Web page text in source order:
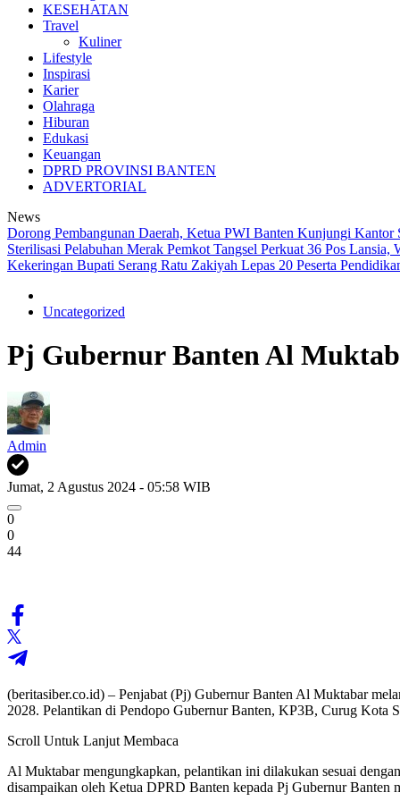
KESEHATAN
Travel
Kuliner
Lifestyle
Inspirasi
Karier
Olahraga
Hiburan
Edukasi
Keuangan
DPRD PROVINSI BANTEN
ADVERTORIAL
News
Dorong Pembangunan Daerah, Ketua PWI Banten Kunjungi
Sterilisasi Pelabuhan Merak Pemkot Tangsel Perkuat 36 Pos
Kekeringan Bupati Serang Ratu Zakiyah Lepas 20 Peserta
Uncategorized
Pj Gubernur Banten Al
Admin
Jumat, 2 Agustus 2024 - 05:58 WIB
0
0
44
(beritasiber.co.id) – Penjabat (Pj) Gubernur Banten Al Muktabar
2028. Pelantikan di Pendopo Gubernur Banten, KP3B, Curug Kota
Scroll Untuk Lanjut Membaca
Al Muktabar mengungkapkan, pelantikan ini dilakukan sesuai
disampaikan oleh Ketua DPRD Banten kepada Pj Gubernur